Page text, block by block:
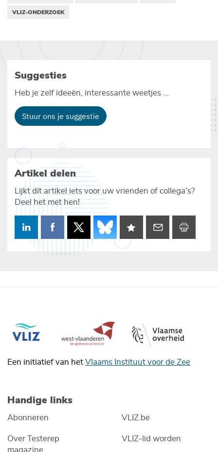
VLIZ-ONDERZOEK
Suggesties
Heb je zelf ideeën, interessante weetjes ...
Stuur ons je suggestie
Artikel delen
Lijkt dit artikel iets voor uw vrienden of collega’s?
Deel het met hen!
Een initiatief van het Vlaams Instituut voor de Zee
Handige links
Abonneren
Over Testerep
magazine
VLIZ.be
VLIZ-lid worden